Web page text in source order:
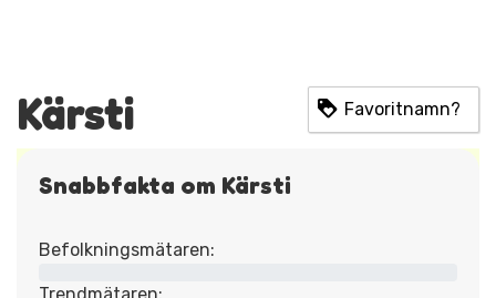
Kärsti Favoritnamn?
Snabbfakta om Kärsti
Befolkningsmätaren: